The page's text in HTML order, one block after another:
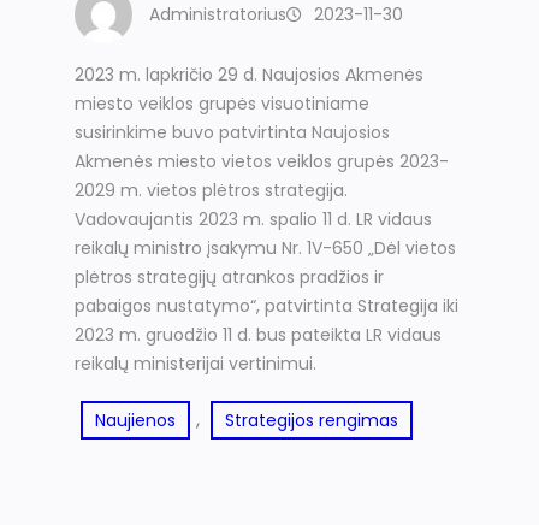
Administratorius 2023-11-30
2023 m. lapkričio 29 d. Naujosios Akmenės
miesto veiklos grupės visuotiniame
susirinkime buvo patvirtinta Naujosios
Akmenės miesto vietos veiklos grupės 2023-
2029 m. vietos plėtros strategija.
Vadovaujantis 2023 m. spalio 11 d. LR vidaus
reikalų ministro įsakymu Nr. 1V-650 „Dėl vietos
plėtros strategijų atrankos pradžios ir
pabaigos nustatymo“, patvirtinta Strategija iki
2023 m. gruodžio 11 d. bus pateikta LR vidaus
reikalų ministerijai vertinimui.
Naujienos , Strategijos rengimas